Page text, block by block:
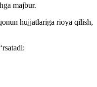
majbur.
hujjatlariga rioya qilish,